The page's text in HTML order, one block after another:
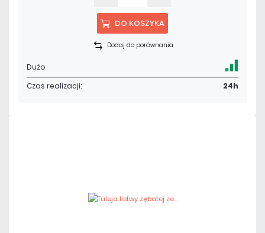
DO KOSZYKA
Dodaj do porównania
Dużo
Czas realizacji:
24h